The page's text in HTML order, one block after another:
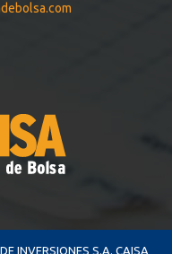
INVERSIONES S.A. CAISA